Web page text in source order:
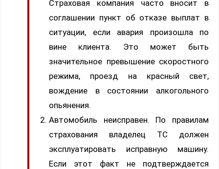
Страховая компания часто вносит в
соглашении пункт об отказе выплат в
ситуации, если авария произошла по
вине клиента. Это может быть
значительное превышение скоростного
режима, проезд на красный свет,
вождение в состоянии алкогольного
опьянения.
Автомобиль неисправен. По правилам
страхования владелец ТС должен
эксплуатировать исправную машину.
Если этот факт не подтверждается